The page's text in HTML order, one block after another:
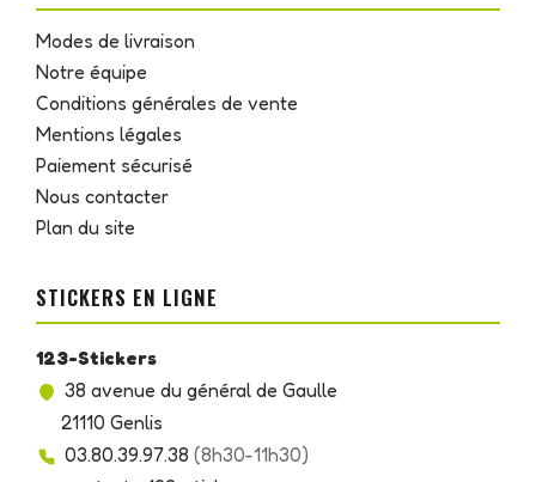
Modes de livraison
Notre équipe
Conditions générales de vente
Mentions légales
Paiement sécurisé
Nous contacter
Plan du site
STICKERS EN LIGNE
123-Stickers
38 avenue du général de Gaulle
21110 Genlis
03.80.39.97.38 (8h30-11h30)